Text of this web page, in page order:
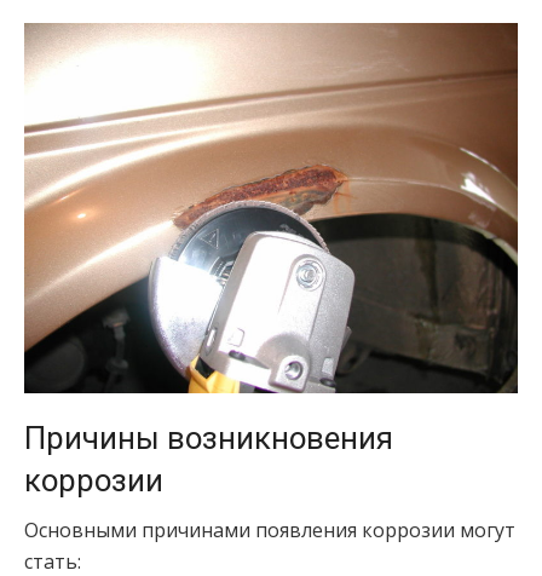
Причины возникновения
коррозии
Основными причинами появления коррозии могут
стать: